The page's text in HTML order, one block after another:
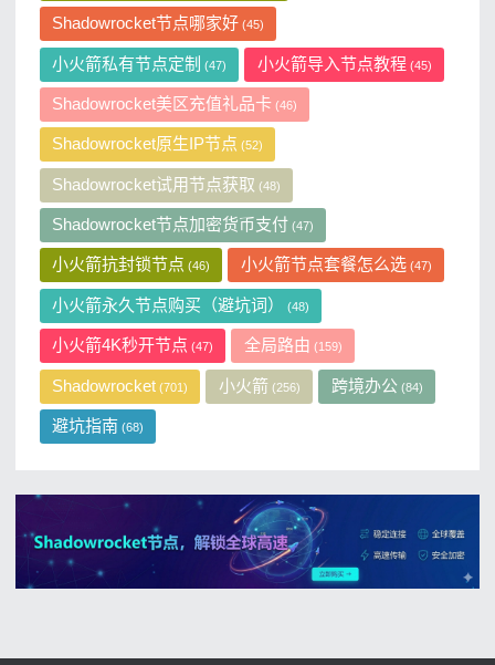
Shadowrocket节点哪家好(45)
小火箭私有节点定制 (47) 小火箭导入节点教程(45)
Shadowrocket美区充值礼品卡(46)
Shadowrocket原生IP节点 (52)
Shadowrocket试用节点获取 (48)
Shadowrocket节点加密货币支付(47)
小火箭抗封锁节点 (46) 小火箭节点套餐怎么选(47)
小火箭永久节点购买（避坑词） (48)
小火箭4K秒开节点 (47) 全局路由 (159)
Shadowrocket(701) 小火箭(256) 跨境办公(84)
避坑指南 (68)